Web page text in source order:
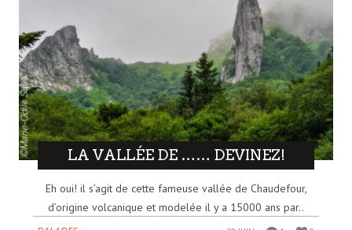
LA VALLÉE DE …… DEVINEZ!
Eh oui! il s’agit de cette fameuse vallée de Chaudefour,
d’origine volcanique et modelée il y a 15000 ans par..